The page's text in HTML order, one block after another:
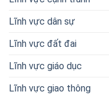
Lĩnh vực dân sự
Lĩnh vực đất đai
Lĩnh vực giáo dục
Lĩnh vực giao thông